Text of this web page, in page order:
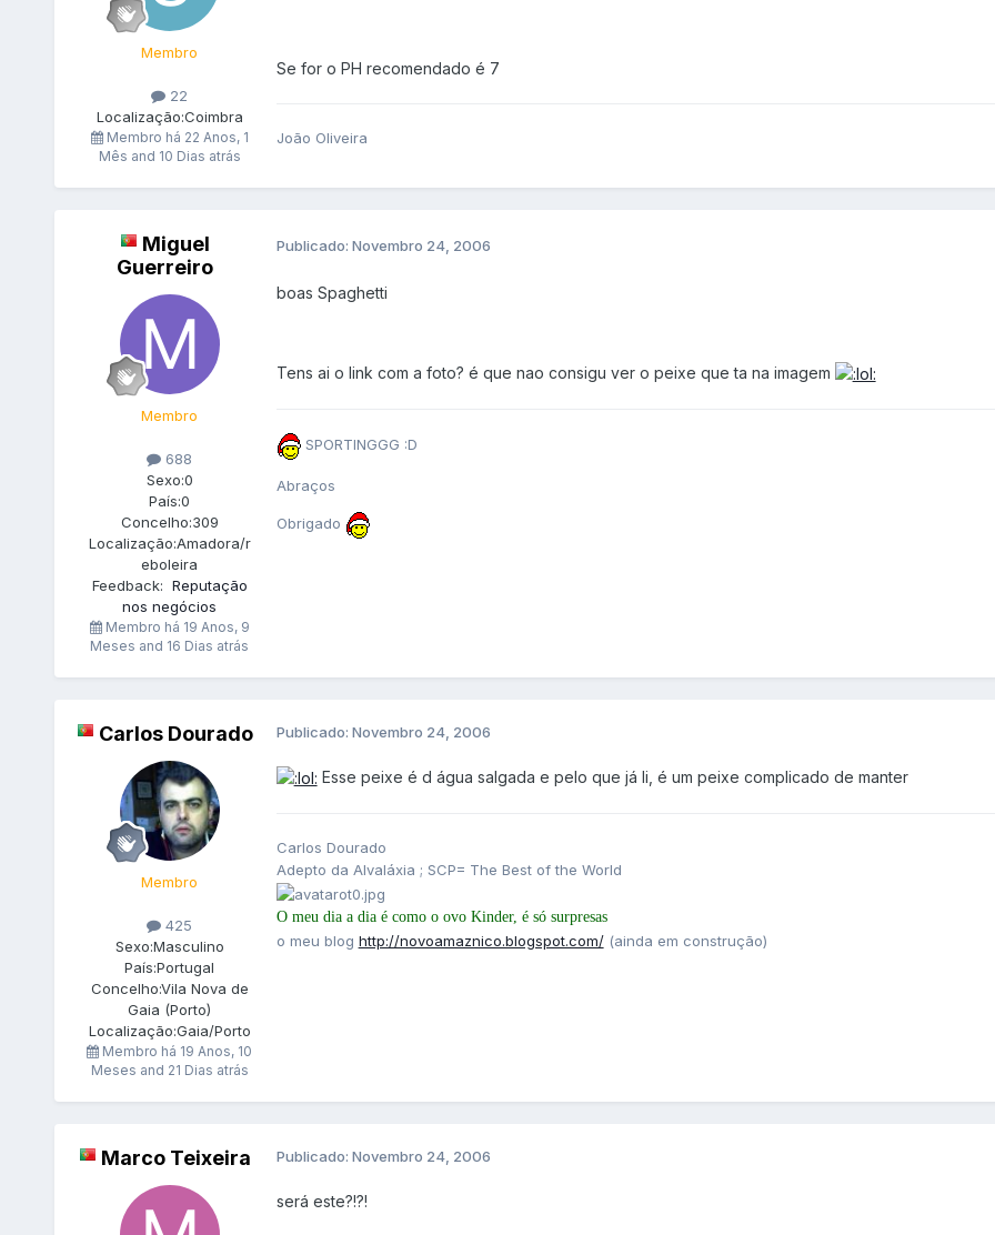
Membro
22
Localização:Coimbra
Membro há 22 Anos, 1
Mês and 10 Dias atrás
Se for o PH recomendado é 7
João Oliveira
Miguel
Guerreiro
Membro
688
Sexo:0
País:0
Concelho:309
Localização:Amadora/r
eboleira
Feedback: Reputação
nos negócios
Membro há 19 Anos, 9
Meses and 16 Dias atrás
Publicado: Novembro 24, 2006
boas Spaghetti
Tens ai o link com a foto? é que nao consigu ver o peixe que ta na imagem
SPORTINGGG :D
Abraços
Obrigado
Carlos Dourado
Membro
425
Sexo:Masculino
País:Portugal
Concelho:Vila Nova de
Gaia (Porto)
Localização:Gaia/Porto
Membro há 19 Anos, 10
Meses and 21 Dias atrás
Publicado: Novembro 24, 2006
Esse peixe é d água salgada e pelo que já li, é um peixe complicado de manter
Carlos Dourado
Adepto da Alvaláxia ; SCP= The Best of the World
O meu dia a dia é como o ovo Kinder, é só surpresas
o meu blog http://novoamaznico.blogspot.com/(ainda em construção)
Marco Teixeira Publicado: Novembro 24, 2006
será este?!?!